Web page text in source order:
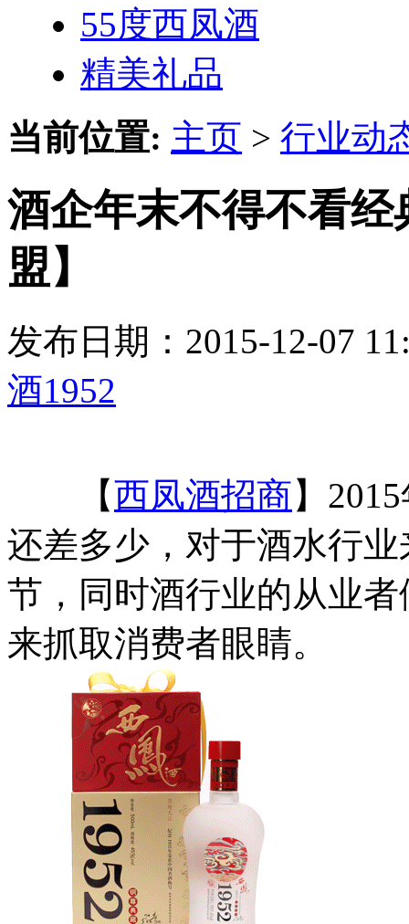
55度西凤酒
精美礼品
当前位置: 主页 > 行业动
酒企年末不得不看经
盟】
发布日期：2015-12-07
酒1952
【西凤酒招商】
还差多少，对于酒水行
节，同时酒行业的从业
来抓取消费者眼睛。